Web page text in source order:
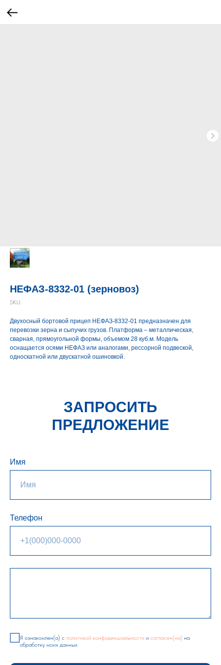
НЕФАЗ-8332-01 (зерновоз)
SKU:
Двухосный бортовой прицеп НЕФАЗ-8332-01 предназначен для
перевозки зерна и сыпучих грузов. Платформа – металлическая,
сварная, прямоугольной формы, объемом 28 куб.м. Модель
оснащается осями НЕФАЗ или аналогами, рессорной подвеской,
односкатной или двускатной ошиновкой.
ЗАПРОСИТЬ
ПРЕДЛОЖЕНИЕ
Имя
Телефон
Я ознакомлен(а) с политикой конфиденциальности и согласен(на) на
обработку моих данных